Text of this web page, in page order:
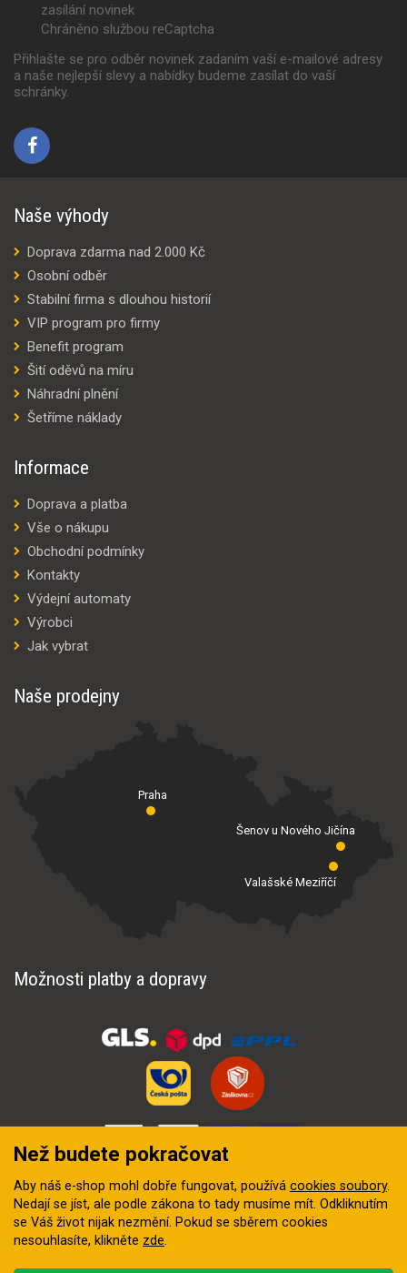
zasílání novinek
Chráněno službou reCaptcha
Přihlašte se pro odběr novinek zadaním vaší e-mailové adresy
a naše nejlepší slevy a nabídky budeme zasílat do vaší
schránky.
Naše výhody
Doprava zdarma nad 2.000 Kč
Osobní odběr
Stabilní firma s dlouhou historií
VIP program pro firmy
Benefit program
Šití oděvů na míru
Náhradní plnění
Šetříme náklady
Informace
Doprava a platba
Vše o nákupu
Obchodní podmínky
Kontakty
Výdejní automaty
Výrobci
Jak vybrat
Naše prodejny
Praha
Valašské Meziříčí
Šenov u Nového Jičína
Možnosti platby a dopravy
Než budete pokračovat
Aby náš e-shop mohl dobře fungovat, používá cookies soubory.
Nedají se jíst, ale podle zákona to tady musíme mít. Odkliknutím
se Váš život nijak nezmění. Pokud se sběrem cookies
nesouhlasíte, klikněte zde.